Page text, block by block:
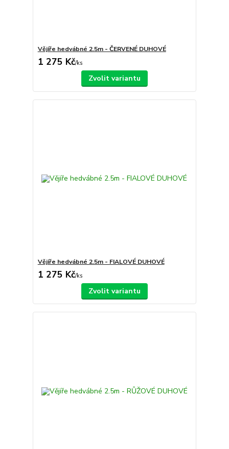
Vějíře hedvábné 2.5m - ČERVENÉ DUHOVÉ
1 275 Kč/ks
Zvolit variantu
Vějíře hedvábné 2.5m - FIALOVÉ DUHOVÉ
1 275 Kč/ks
Zvolit variantu